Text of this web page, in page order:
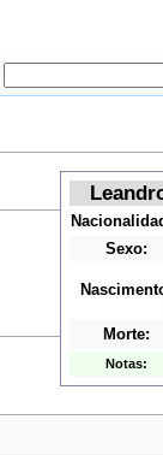
Sexo:
Morte:
Notas: